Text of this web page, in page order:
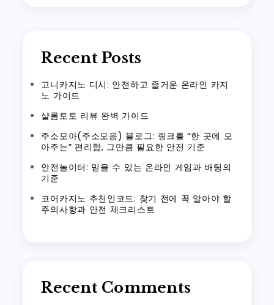
Recent Posts
고니카지노 디시: 안전하고 즐거운 온라인 카지
노 가이드
샬롬토토 리뷰 완벽 가이드
주소모아(주소모음) 블로그: 링크를 “한 곳에 모
아주는” 편리함, 그만큼 필요한 안전 기준
안전놀이터: 믿을 수 있는 온라인 게임과 배팅의
기준
코어카지노 추천인코드: 찾기 전에 꼭 알아야 할
주의사항과 안전 체크리스트
Recent Comments